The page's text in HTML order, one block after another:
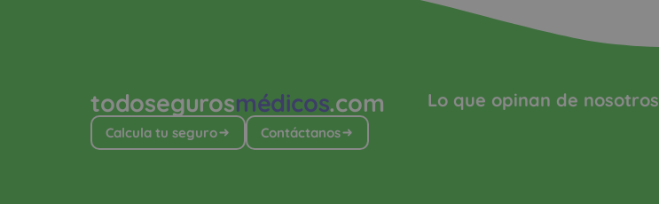
todosegurosmédicos.com
Calcula tu seguro Contáctanos
Lo que opinan de nosotros